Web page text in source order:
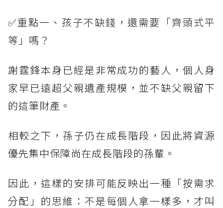
✅重點一、孩子不缺錢，還需要「齊頭式平
等」嗎？
謝霆鋒本身已經是非常成功的藝人，個人身
家早已遠超父親遺產規模，並不缺父親留下
的這筆財產。
相較之下，孫子仍在成長階段，因此將資源
優先集中保障尚在成長階段的孫輩。
因此，這樣的安排可能反映出一種「按需求
分配」的思維：不是每個人拿一樣多，才叫